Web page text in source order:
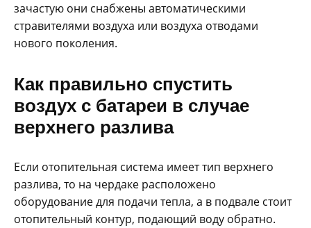
зачастую они снабжены автоматическими
стравителями воздуха или воздуха отводами
нового поколения.
Как правильно спустить
воздух с батареи в случае
верхнего разлива
Если отопительная система имеет тип верхнего
разлива, то на чердаке расположено
оборудование для подачи тепла, а в подвале стоит
отопительный контур, подающий воду обратно.